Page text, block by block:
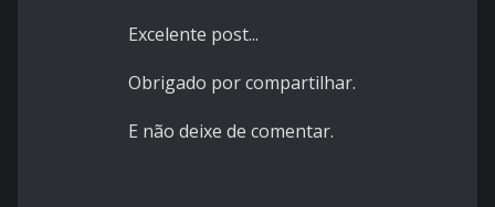
Excelente post...
Obrigado por compartilhar.
E não deixe de comentar.